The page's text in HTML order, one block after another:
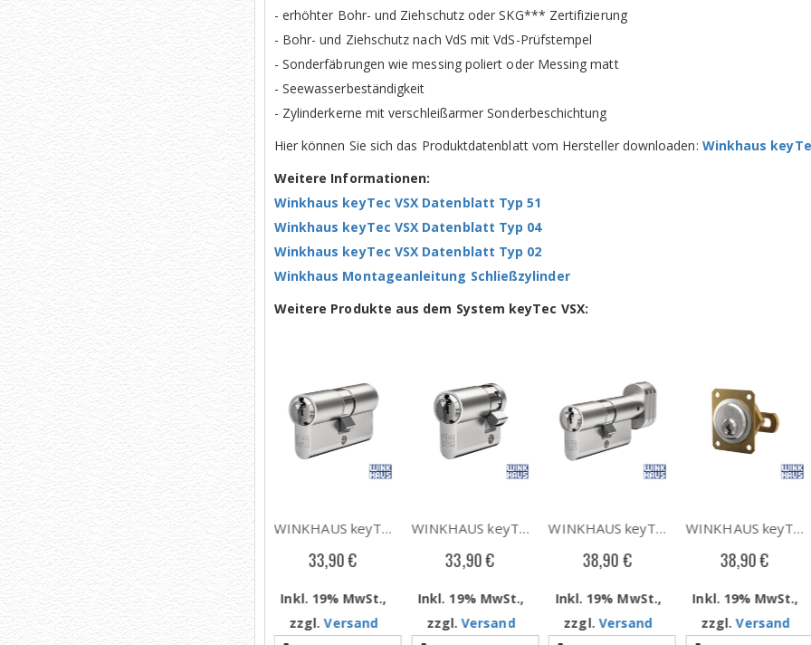
- erhöhter Bohr- und Ziehschutz oder SKG*** Zertifizierung
- Bohr- und Ziehschutz nach VdS mit VdS-Prüfstempel
- Sonderfäbrungen wie messing poliert oder Messing matt
- Seewasserbeständigkeit
- Zylinderkerne mit verschleißarmer Sonderbeschichtung
Hier können Sie sich das Produktdatenblatt vom Hersteller downloaden: Winkhaus
Weitere Informationen:
Winkhaus keyTec VSX Datenblatt Typ 51
Winkhaus keyTec VSX Datenblatt Typ 04
Winkhaus keyTec VSX Datenblatt Typ 02
Winkhaus Montageanleitung Schließzylinder
Weitere Produkte aus dem System keyTec VSX:
WINKHAUS keyTec VSX Schließzylinder Typ 01 / Typ 51, ab Länge 30/30
33,90 €
Inkl. 19% MwSt.,
zzgl.Versand
WINKHAUS keyTec VSX Halbzylinder Typ 02, ab Länge 30/10
33,90 €
Inkl. 19% MwSt.,
zzgl.Versand
WINKHAUS keyTec VSX Knaufzylinder Typ 04, ab Länge 30/30
38,90 €
Inkl. 19% MwSt.,
zzgl.Versand
WINKHAUS keyTec VSX Hebelzylinder Typ 28
38,90 €
Inkl. 19% MwSt.,
zzgl.Versand